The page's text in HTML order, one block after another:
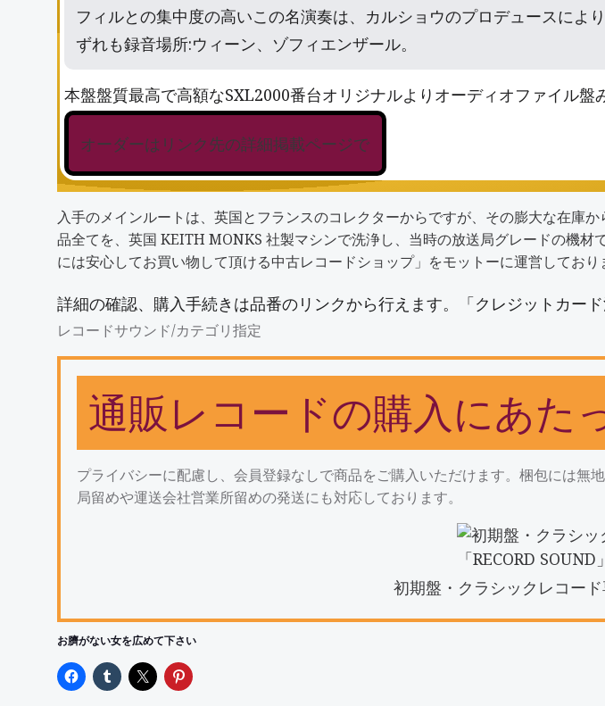
フィルとの集中度の高いこの名演奏は、カルショウのプロデュースに
ずれも録音場所:ウィーン、ゾフィエンザール。
本盤盤質最高で高額なSXL2000番台オリジナルよりオーディオファイル盤
オーダーはリンク先の詳細掲載ページで
入手のメインルートは、英国とフランスのコレクターからですが、その膨大な在庫
品全てを、英国 KEITH MONKS 社製マシンで洗浄し、当時の放送局グレードの機
には安心してお買い物して頂ける中古レコードショップ」をモットーに運営しており
詳細の確認、購入手続きは品番のリンクから行えます。「クレジットカー
レコードサウンド/カテゴリ指定
通販レコードの購入にあた
プライバシーに配慮し、会員登録なしで商品をご購入いただけます。梱包には
局留めや運送会社営業所留めの発送にも対応しております。
初期盤・クラシックレコード
お臍がない女を広めて下さい